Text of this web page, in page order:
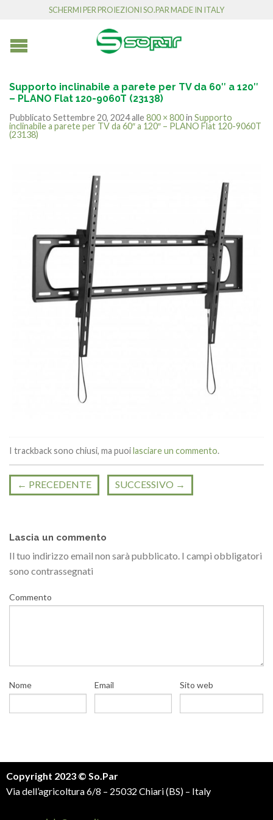
SCHERMI PER PROIEZIONI SO.PAR MADE IN ITALY
Supporto inclinabile a parete per TV da 60″ a 120″
– PLANO Flat 120-9060T (23138)
Pubblicato Settembre 20, 2024alle800 × 800in Supporto
inclinabile a parete per TV da 60″ a 120″ – PLANO Flat 120-9060T
(23138)
I trackback sono chiusi, ma puoilasciare un commento.
← PRECEDENTE SUCCESSIVO →
Lascia un commento
Il tuo indirizzo email non sarà pubblicato. I campi obbligatori
sono contrassegnati
Commento
Nome Email Sito web
Copyright 2023 © So.Par
Via dell’agricoltura 6/8 – 25032 Chiari (BS) – Italy